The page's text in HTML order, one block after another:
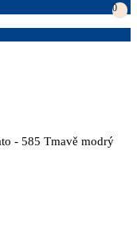
0
- 585 Tmavě modrý